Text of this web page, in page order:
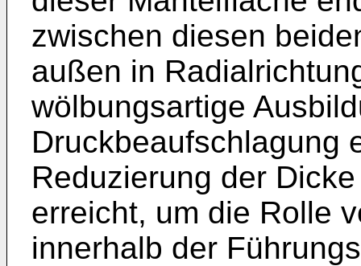
zwischen diesen
außen in
wölbungsartige
Druckbeaufschlagung
Reduzierung der
erreicht, um die Rolle
innerhalb der